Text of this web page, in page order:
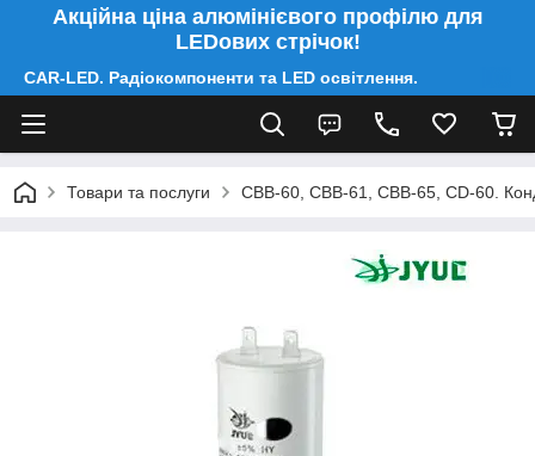
Акційна ціна алюмінієвого профілю для
LEDових стрічок!
CAR-LED. Радіокомпоненти та LED освітлення.
Товари та послуги CBB-60, CBB-61, CBB-65, CD-60.